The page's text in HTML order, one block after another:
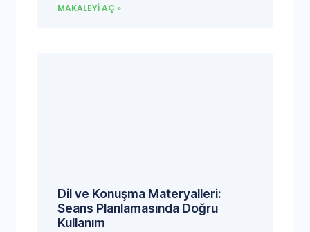
MAKALEYI AÇ »
Dil ve Konuşma Materyalleri:
Seans Planlamasında Doğru
Kullanım